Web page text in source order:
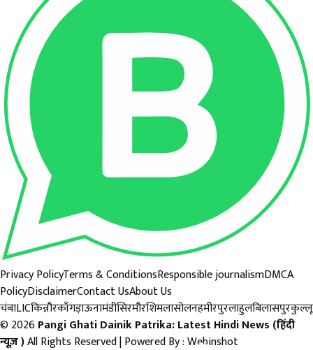
Privacy PolicyTerms & ConditionsResponsible journalismDMCA
PolicyDisclaimerContact UsAbout Us
चंबाLICकिन्नौरकाँगड़ाऊनामंडीसिरमौरशिमलासोलनहमीरपुरलाहुलबिलासपुरकुल्लू
© 2026Pangi Ghati Dainik Patrika: Latest Hindi News (हिंदी
न्यूज़ )All Rights Reserved | Powered By :Webinshot